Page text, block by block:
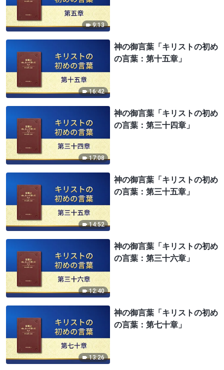
9:13
16:42
神の御言葉「キリストの初め
の言葉：第十五章」
17:08
神の御言葉「キリストの初め
の言葉：第三十四章」
14:52
神の御言葉「キリストの初め
の言葉：第三十五章」
12:40
神の御言葉「キリストの初め
の言葉：第三十六章」
13:26
神の御言葉「キリストの初め
の言葉：第七十章」